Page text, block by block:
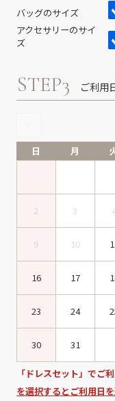
バッグのサイズ
アクセサリーのサイ
ズ
STEP3 ご利用
日
月
2 3
9 10
16 17
23 24
30 31
「ドレスセット」でご
を選択するとご利用日